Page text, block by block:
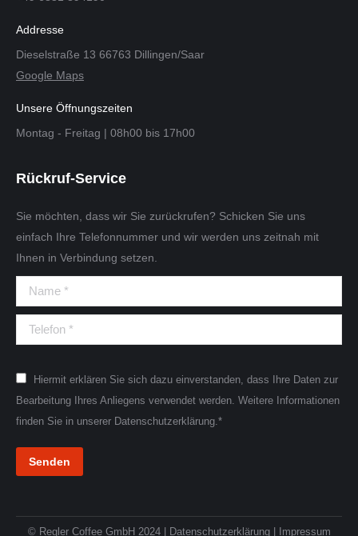
Addresse
Dieselstraße 13 66763 Dillingen/Saar
Google Maps
Unsere Öffnungszeiten
Montag - Freitag | 08h00 bis 17h00
Rückruf-Service
Sie möchten, dass wir Sie zurückrufen? Schicken Sie uns
einfach Ihre Telefonnummer und wir werden uns zeitnah mit
Ihnen in Verbindung setzen.
Name *
Telefon *
Hiermit erklären Sie sich dazu einverstanden, dass Ihre Daten zur
Bearbeitung Ihres Anliegens verwendet werden. Weitere Informationen
finden Sie in unserer Datenschutzerklärung.*
Senden
© Regler Coffee GmbH 2024 | Datenschutzerklärung| Impressum